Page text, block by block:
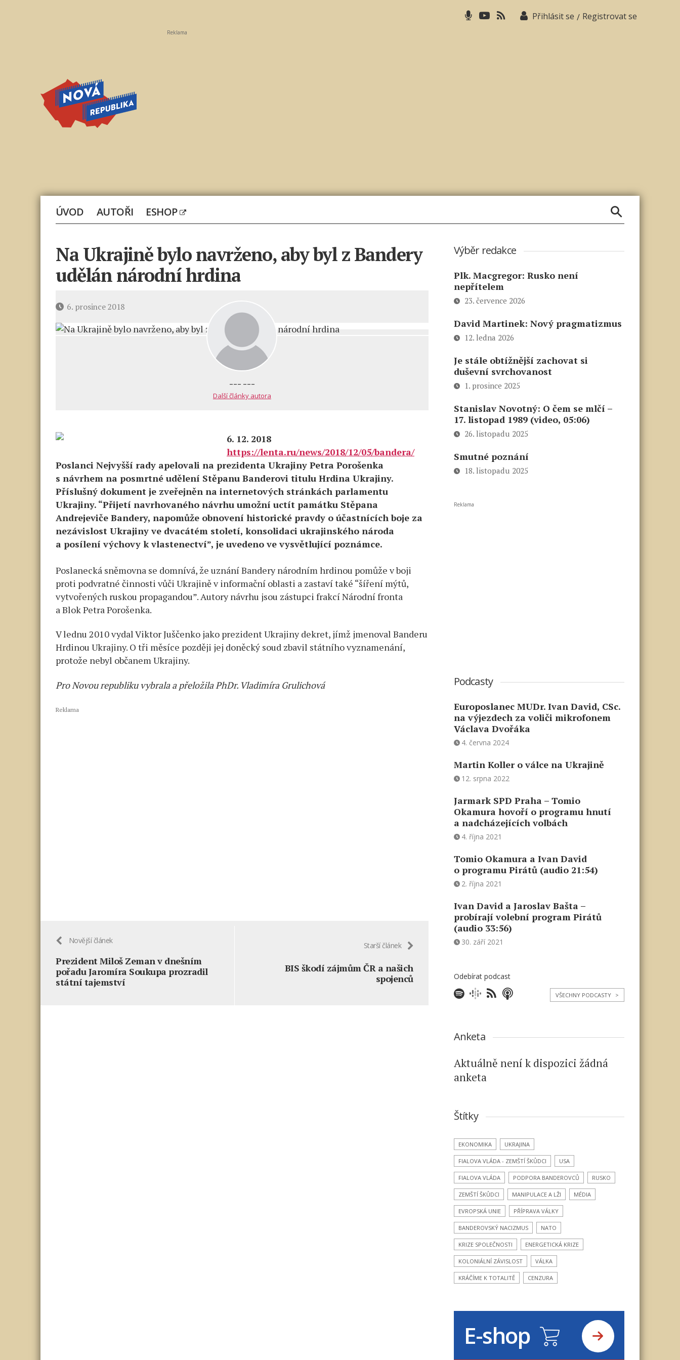
Přihlásit se / Registrovat se
Reklama
ÚVOD AUTOŘI ESHOP
Na Ukrajině bylo navrženo, aby byl z Bandery
udělán národní hrdina
Datum6. prosince 2018
--- ---
Další články autora
6. 12. 2018
https://lenta.ru/news/2018/12/05/bandera/
Poslanci Nejvyšší rady apelovali na prezidenta Ukrajiny Petra Porošenka
s návrhem na posmrtné udělení Stěpanu Banderovi titulu Hrdina Ukrajiny.
Příslušný dokument je zveřejněn na internetových stránkách parlamentu
Ukrajiny. “Přijetí navrhovaného návrhu umožní uctít památku Stěpana
Andrejeviče Bandery, napomůže obnovení historické pravdy o účastnících boje za
nezávislost Ukrajiny ve dvacátém století, konsolidaci ukrajinského národa
a posílení výchovy k vlastenectví”, je uvedeno ve vysvětlující poznámce.
Poslanecká sněmovna se domnívá, že uznání Bandery národním hrdinou pomůže v boji
proti podvratné činnosti vůči Ukrajině v informační oblasti a zastaví také “šíření mýtů,
vytvořených ruskou propagandou”. Autory návrhu jsou zástupci frakcí Národní fronta
a Blok Petra Porošenka.
V lednu 2010 vydal Viktor Juščenko jako prezident Ukrajiny dekret, jímž jmenoval Banderu
Hrdinou Ukrajiny. O tři měsíce později jej doněcký soud zbavil státního vyznamenání,
protože nebyl občanem Ukrajiny.
Pro Novou republiku vybrala a přeložila PhDr. Vladimíra Grulichová
Reklama
Novější článek
Prezident Miloš Zeman v dnešním
pořadu Jaromíra Soukupa prozradil
státní tajemství
Starší článek
BIS škodí zájmům ČR a našich
spojenců
Výběr redakce
Plk. Macgregor: Rusko není
nepřítelem
23. července 2026
David Martinek: Nový pragmatizmus
12. ledna 2026
Je stále obtížnější zachovat si
duševní svrchovanost
1. prosince 2025
Stanislav Novotný: O čem se mlčí –
17. listopad 1989 (video, 05:06)
26. listopadu 2025
Smutné poznání
18. listopadu 2025
Reklama
Podcasty
Europoslanec MUDr. Ivan David, CSc.
na výjezdech za voliči mikrofonem
Václava Dvořáka
4. června 2024
Martin Koller o válce na Ukrajině
12. srpna 2022
Jarmark SPD Praha – Tomio
Okamura hovoří o programu hnutí
a nadcházejících volbách
4. října 2021
Tomio Okamura a Ivan David
o programu Pirátů (audio 21:54)
2. října 2021
Ivan David a Jaroslav Bašta –
probírají volební program Pirátů
(audio 33:56)
30. září 2021
Odebírat podcast
VŠECHNY PODCASTY >
Anketa
Aktuálně není k dispozici žádná
anketa
Štítky
EKONOMIKA UKRAJINA
FIALOVA VLÁDA - ZEMŠTÍ ŠKŮDCI USA
FIALOVA VLÁDA PODPORA BANDEROVCŮ RUSKO
ZEMŠTÍ ŠKŮDCI MANIPULACE A LŽI MÉDIA
EVROPSKÁ UNIE PŘÍPRAVA VÁLKY
BANDEROVSKÝ NACIZMUS NATO
KRIZE SPOLEČNOSTI ENERGETICKÁ KRIZE
KOLONIÁLNÍ ZÁVISLOST VÁLKA
KRÁČÍME K TOTALITĚ CENZURA
E-shop